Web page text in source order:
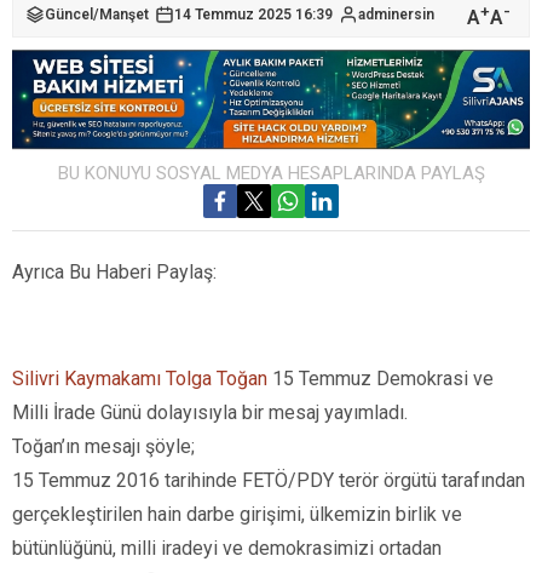
Güncel /Manşet 14 Temmuz 2025 16:39 adminersin A+A-
BU KONUYU SOSYAL MEDYA HESAPLARINDA PAYLAŞ
Ayrıca Bu Haberi Paylaş:
Silivri Kaymakamı Tolga Toğan 15 Temmuz Demokrasi ve
Milli İrade Günü dolayısıyla bir mesaj yayımladı.
Toğan’ın mesajı şöyle;
15 Temmuz 2016 tarihinde FETÖ/PDY terör örgütü tarafından
gerçekleştirilen hain darbe girişimi, ülkemizin birlik ve
bütünlüğünü, milli iradeyi ve demokrasimizi ortadan